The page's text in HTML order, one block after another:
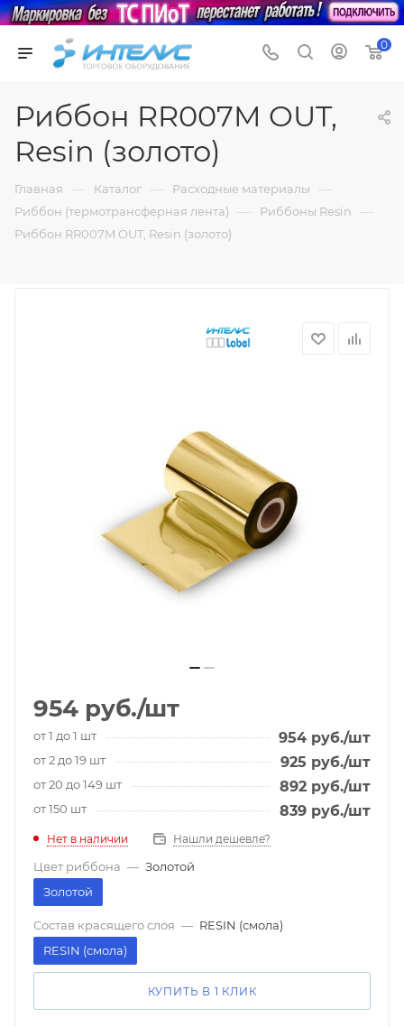
0
Риббон RR007M OUT,
Resin (золото)
Главная — Каталог — Расходные материалы —
Риббон (термотрансферная лента) — Риббоны Resin —
Риббон RR007M OUT, Resin (золото)
954 руб./шт
от 1 до 1 шт 954 руб./шт
от 2 до 19 шт 925 руб./шт
от 20 до 149 шт 892 руб./шт
от 150 шт 839 руб./шт
Нет в наличии Нашли дешевле?
Цвет риббона — Золотой
Золотой
Состав красящего слоя — RESIN (смола)
RESIN (смола)
КУПИТЬ В 1 КЛИК